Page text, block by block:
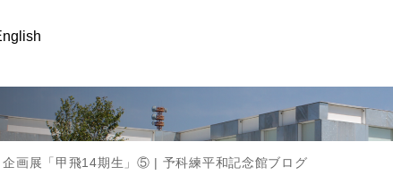
企画展「甲飛14期生」⑤ | 予科練平和記念館ブログ